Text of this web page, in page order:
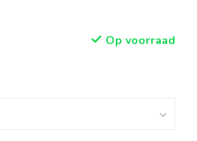
Op voorraad